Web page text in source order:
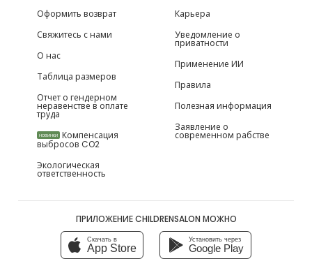
Оформить возврат
Свяжитесь с нами
О нас
Таблица размеров
Отчет о гендерном
неравенстве в оплате
труда
НОВИНКИ Компенсация
выбросов CO2
Экологическая
ответственность
Карьера
Уведомление о
приватности
Применение ИИ
Правила
Полезная информация
Заявление о
современном рабстве
ПРИЛОЖЕНИЕ CHILDRENSALON МОЖНО
Скачать в
App Store
Установить через
Google Play